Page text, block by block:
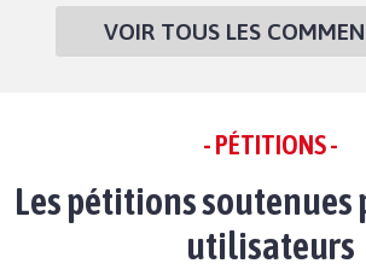
VOIR TOUS LES
- PÉTITIONS -
Les pétitions soutenues
utilisateurs